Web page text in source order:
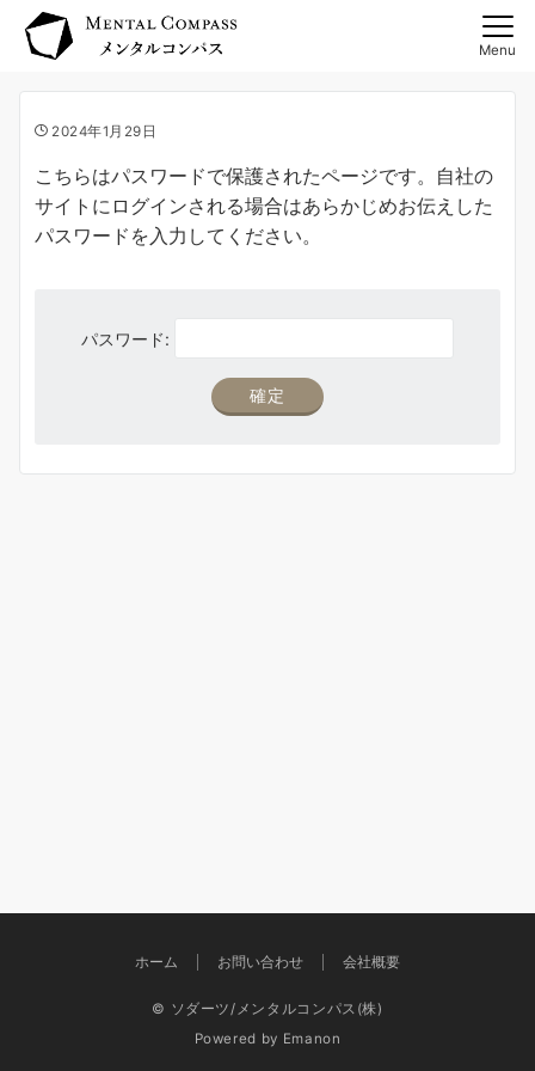
Menu
2024年1月29日
こちらはパスワードで保護されたページです。自社の
サイトにログインされる場合はあらかじめお伝えした
パスワードを入力してください。
パスワード:
ホーム お問い合わせ 会社概要
© ソダーツ/メンタルコンパス(株)
Powered by Emanon